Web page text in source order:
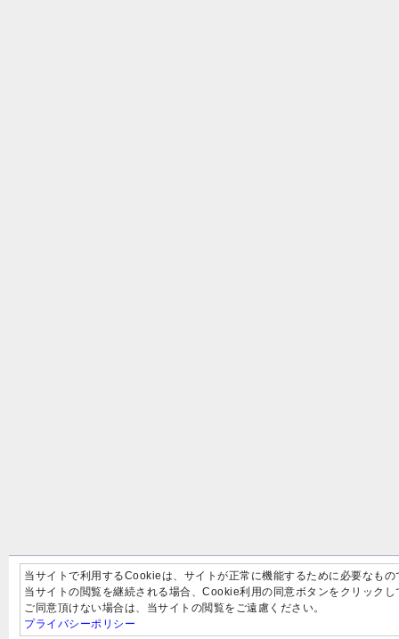
当サイトで利用するCookieは、サイトが正常に機能するために必要なもの
当サイトの閲覧を継続される場合、Cookie利用の同意ボタンをクリックし
ご同意頂けない場合は、当サイトの閲覧をご遠慮ください。
プライバシーポリシー